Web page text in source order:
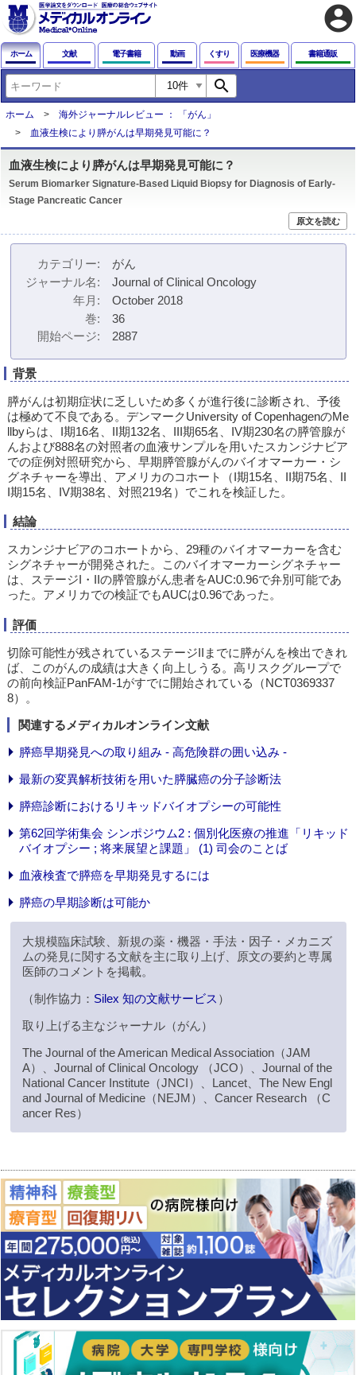
account_circle
ホーム 文献 電子書籍 動画 くすり 医療機器 書籍通販
search
ホーム
海外ジャーナルレビュー ： 「がん」
血液生検により膵がんは早期発見可能に？
血液生検により膵がんは早期発見可能に？
Serum Biomarker Signature-Based Liquid Biopsy for Diagnosis of Early-
Stage Pancreatic Cancer
原文を読む
カテゴリー
がん
ジャーナル名
Journal of Clinical Oncology
年月
October 2018
巻
36
開始ページ
2887
背景
膵がんは初期症状に乏しいため多くが進行後に診断され、予後
は極めて不良である。デンマークUniversity of CopenhagenのMe
llbyらは、I期16名、II期132名、III期65名、IV期230名の膵管腺が
んおよび888名の対照者の血液サンプルを用いたスカンジナビア
での症例対照研究から、早期膵管腺がんのバイオマーカー・シ
グネチャーを導出、アメリカのコホート（I期15名、II期75名、II
I期15名、IV期38名、対照219名）でこれを検証した。
結論
スカンジナビアのコホートから、29種のバイオマーカーを含む
シグネチャーが開発された。このバイオマーカーシグネチャー
は、ステージI・IIの膵管腺がん患者をAUC:0.96で弁別可能であ
った。アメリカでの検証でもAUCは0.96であった。
評価
切除可能性が残されているステージIIまでに膵がんを検出できれ
ば、このがんの成績は大きく向上しうる。高リスクグループで
の前向検証PanFAM-1がすでに開始されている（NCT0369337
8）。
関連するメディカルオンライン文献
膵癌早期発見への取り組み - 高危険群の囲い込み -
最新の変異解析技術を用いた膵臓癌の分子診断法
膵癌診断におけるリキッドバイオプシーの可能性
第62回学術集会 シンポジウム2 : 個別化医療の推進「リキッド
バイオプシー ; 将来展望と課題」 (1) 司会のことば
血液検査で膵癌を早期発見するには
膵癌の早期診断は可能か
大規模臨床試験、新規の薬・機器・手法・因子・メカニズ
ムの発見に関する文献を主に取り上げ、原文の要約と専属
医師のコメントを掲載。
（制作協力： Silex 知の文献サービス ）
取り上げる主なジャーナル（がん）
The Journal of the American Medical Association（JAM
A）、Journal of Clinical Oncology （JCO）、Journal of the
National Cancer Institute（JNCI）、Lancet、The New Engl
and Journal of Medicine（NEJM）、Cancer Research （C
ancer Res）